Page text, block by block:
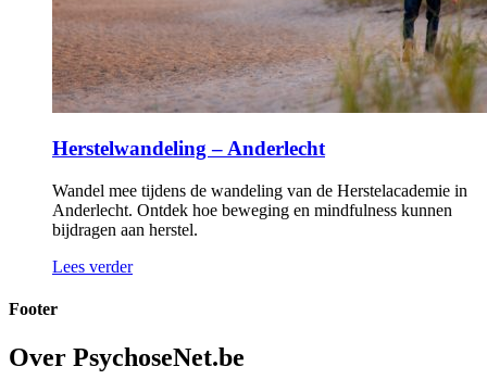
Herstelwandeling – Anderlecht
Wandel mee tijdens de wandeling van de Herstelacademie in
Anderlecht. Ontdek hoe beweging en mindfulness kunnen
bijdragen aan herstel.
Lees verder
Footer
Over PsychoseNet.be